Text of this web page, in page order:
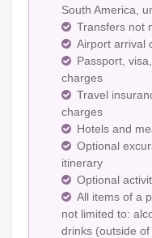
South America,
Transfers not
Airport arrival
Passport,
charges
Travel
charges
Hotels and
Optional
itinerary
Optional
All items of a
not limited to:
drinks (outside